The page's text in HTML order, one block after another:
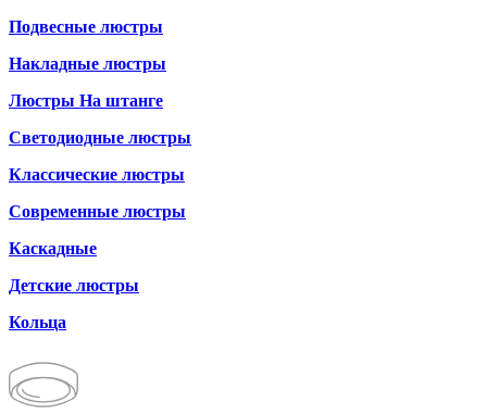
Подвесные люстры
Накладные люстры
Люстры На штанге
Светодиодные люстры
Классические люстры
Современные люстры
Каскадные
Детские люстры
Кольца